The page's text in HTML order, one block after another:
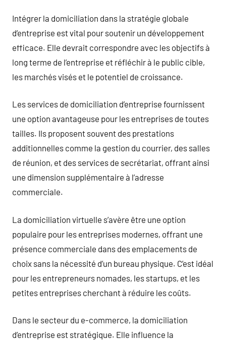
Intégrer la domiciliation dans la stratégie globale
d’entreprise est vital pour soutenir un développement
efficace. Elle devrait correspondre avec les objectifs à
long terme de l’entreprise et réfléchir à le public cible,
les marchés visés et le potentiel de croissance.
Les services de domiciliation d’entreprise fournissent
une option avantageuse pour les entreprises de toutes
tailles. Ils proposent souvent des prestations
additionnelles comme la gestion du courrier, des salles
de réunion, et des services de secrétariat, offrant ainsi
une dimension supplémentaire à l’adresse
commerciale.
La domiciliation virtuelle s’avère être une option
populaire pour les entreprises modernes, offrant une
présence commerciale dans des emplacements de
choix sans la nécessité d’un bureau physique. C’est idéal
pour les entrepreneurs nomades, les startups, et les
petites entreprises cherchant à réduire les coûts.
Dans le secteur du e-commerce, la domiciliation
d’entreprise est stratégique. Elle influence la